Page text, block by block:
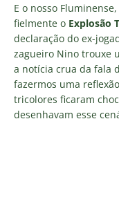
E o nosso
fielmente o Explosão
declaração do ex-
zagueiro Nino trouxe
a notícia crua da fala
fazermos uma
tricolores ficaram
desenhavam esse